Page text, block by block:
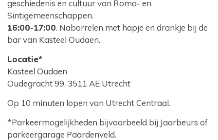
geschiedenis en cultuur van Roma- en
Sintigemeenschappen.
16:00-17:00. Naborrelen met hapje en drankje bij de
bar van Kasteel Oudaen.
Locatie*
Kasteel Oudaen
Oudegracht 99, 3511 AE Utrecht
Op 10 minuten lopen van Utrecht Centraal.
*Parkeermogelijkheden bijvoorbeeld bij Jaarbeurs of
parkeergarage Paardenveld.